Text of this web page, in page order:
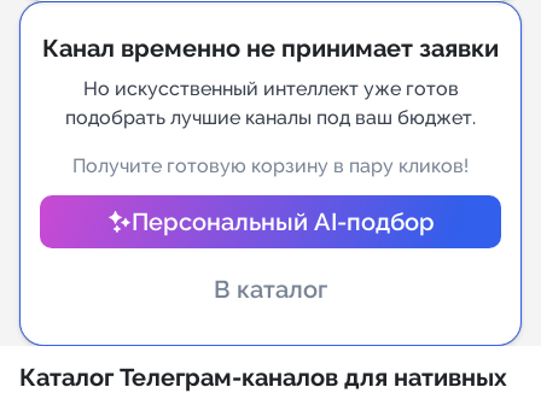
New
Аналитика MAX каналов
Индивидуальное сопровождение
Канал временно не принимает заявки
Но искусственный интеллект уже готов
подобрать лучшие каналы под ваш бюджет.
Получите готовую корзину в пару кликов!
Персональный AI-подбор
В каталог
Каталог Телеграм-каналов для нативных